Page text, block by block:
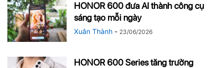
HONOR 600 đưa AI thành công cụ
sáng tạo mỗi ngày
Xuân Thành - 23/06/2026
HONOR 600 Series tăng trưởng